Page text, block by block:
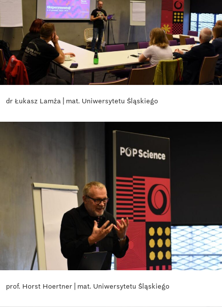
dr Łukasz Lamża | mat. Uniwersytetu Śląskiego
prof. Horst Hoertner | mat. Uniwersytetu Śląskiego